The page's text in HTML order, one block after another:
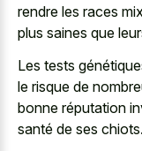
rendre les races
plus saines que
Les tests
le risque de
bonne réputation
santé de ses chiots.